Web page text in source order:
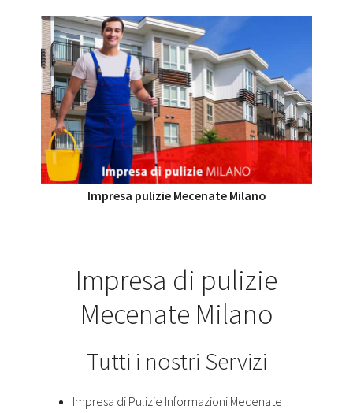
Impresa pulizie Mecenate Milano
Impresa di pulizie
Mecenate Milano
Tutti i nostri Servizi
Impresa di Pulizie Informazioni Mecenate